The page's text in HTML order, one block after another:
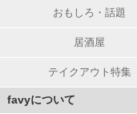
おもしろ・話題
居酒屋
テイクアウト特集
favyについて